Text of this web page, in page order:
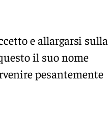
e allargarsi sulla
il suo nome
pesantemente